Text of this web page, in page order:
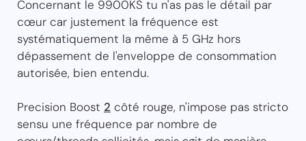
Concernant le 9900KS tu n'as pas le détail par
cœur car justement la fréquence est
systématiquement la même à 5 GHz hors
dépassement de l'enveloppe de consommation
autorisée, bien entendu.
Precision Boost 2 côté rouge, n'impose pas stricto
sensu une fréquence par nombre de